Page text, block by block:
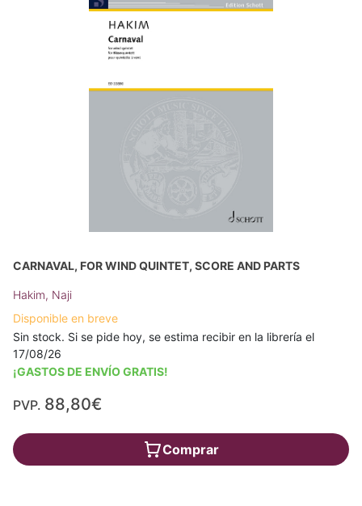
CARNAVAL, FOR WIND QUINTET, SCORE AND PARTS
Hakim, Naji
Disponible en breve
Sin stock. Si se pide hoy, se estima recibir en la librería el
17/08/26
¡GASTOS DE ENVÍO GRATIS!
PVP. 88,80€
Comprar